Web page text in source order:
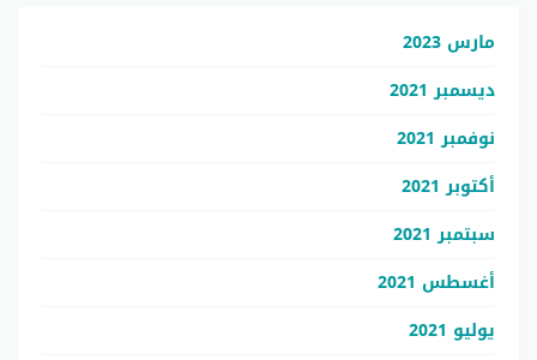
مارس 2023
ديسمبر 2021
نوفمبر 2021
أكتوبر 2021
سبتمبر 2021
أغسطس 2021
يوليو 2021